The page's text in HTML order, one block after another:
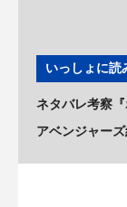
いっしょに読
ネタバレ考察
アベンジャー